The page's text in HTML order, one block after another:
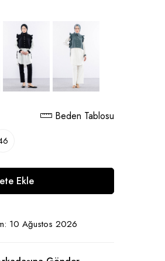
Beden Tablosu
Ekle
10 Ağustos 2026